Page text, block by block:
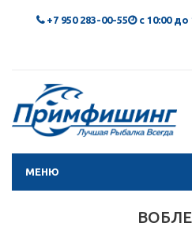
+7 950 283-00-55 с 10:00 до
МЕНЮ